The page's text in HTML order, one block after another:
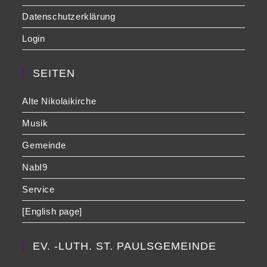
Datenschutzerklärung
Login
SEITEN
Alte Nikolaikirche
Musik
Gemeinde
NabI9
Service
[English page]
EV. -LUTH. ST. PAULSGEMEINDE